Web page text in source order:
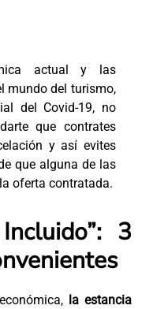
actual y las
mundo del turismo,
del Covid-19, no
que contrates
y así evites
que alguna de las
oferta contratada.
3
la estancia